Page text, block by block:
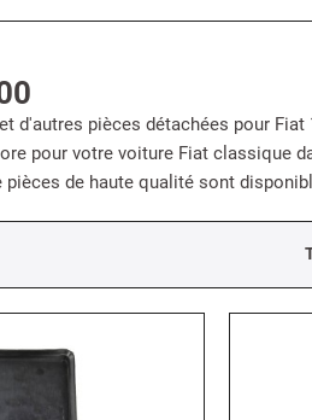
pièces détachées pour Fiat
pour votre voiture Fiat classique
de haute qualité sont